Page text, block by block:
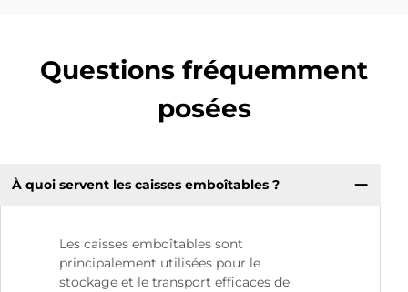
Questions fréquemment
posées
À quoi servent les caisses emboîtables ?
Les caisses emboîtables sont
principalement utilisées pour le
stockage et le transport efficaces de